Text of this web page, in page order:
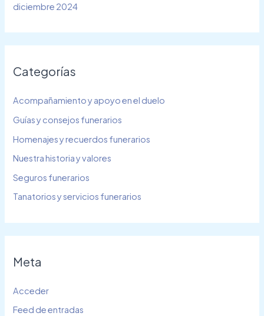
diciembre 2024
Categorías
Acompañamiento y apoyo en el duelo
Guías y consejos funerarios
Homenajes y recuerdos funerarios
Nuestra historia y valores
Seguros funerarios
Tanatorios y servicios funerarios
Meta
Acceder
Feed de entradas